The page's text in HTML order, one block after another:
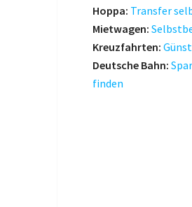
Hoppa: Transfer
Mietwagen:
Kreuzfahrten:
Deutsche Bahn:
finden